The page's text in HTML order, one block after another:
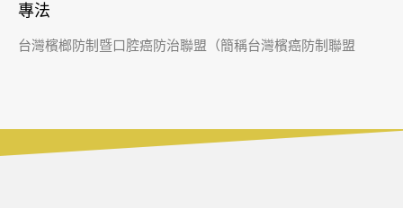
專法
台灣檳榔防制暨口腔癌防治聯盟（簡稱台灣檳癌防制聯盟